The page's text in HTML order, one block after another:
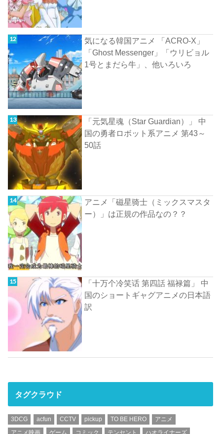
気になる韓国アニメ 「ACRO-X」
「Ghost Messenger」「ウリビョル
1号とまだら牛」、他いろいろ
「元気星魂（Star Guardian）」 中
国の勇者ロボット系アニメ 第43～
50話
アニメ「磁星骑士（ミックスマスタ
ー）」は正規の作品なの？？
「十万个冷笑话 第四話 福禄篇」 中
国のショートギャグアニメの日本語
訳
タグクラウド
3DCG acfun CCTV pickup TO BE HERO
アニメ
アニメ映画
ゲーム コミック テンセント
ハオライナーズ